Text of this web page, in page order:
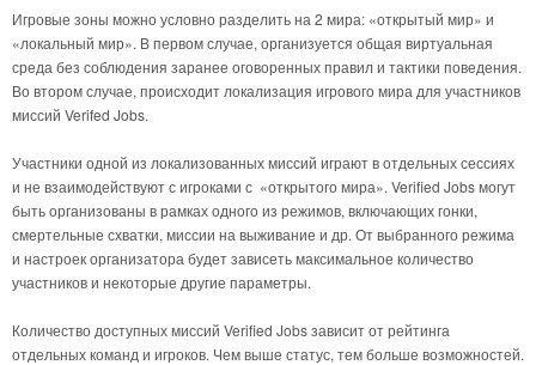
Игровые зоны можно условно разделить на 2 мира: «открытый мир» и
«локальный мир». В первом случае, организуется общая виртуальная
среда без соблюдения заранее оговоренных правил и тактики поведения.
Во втором случае, происходит локализация игрового мира для участников
миссий Verifed Jobs.
Участники одной из локализованных миссий играют в отдельных сессиях
и не взаимодействуют с игроками с «открытого мира». Verified Jobs могут
быть организованы в рамках одного из режимов, включающих гонки,
смертельные схватки, миссии на выживание и др. От выбранного режима
и настроек организатора будет зависеть максимальное количество
участников и некоторые другие параметры.
Количество доступных миссий Verified Jobs зависит от рейтинга
отдельных команд и игроков. Чем выше статус, тем больше возможностей.